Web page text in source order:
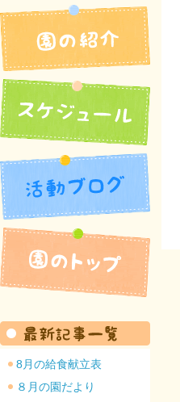
園の紹介
スケジュール
活動ブログ
8月の給食献立表
８月の園だより